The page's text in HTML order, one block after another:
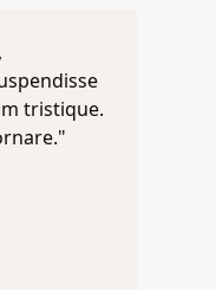
tristique.